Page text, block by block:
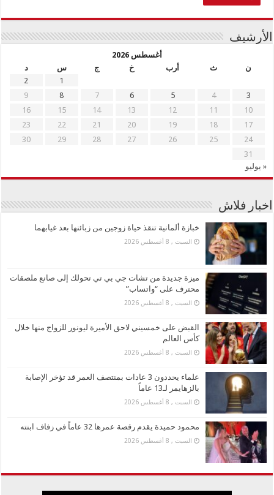
الأرشيف
أغسطس 2026
ن
ث أرب خ ج س
د
1
2
3
4
5
6
7
8
9
10
11
12
13
14
15
16
17
18
19
20
21
22
23
24
25
26
27
28
29
30
31
« يوليو
اخبار فلاش
خبازة ألمانية تنقذ حياة زوجين من زبائنها بعد غيابهما
السبت , 8 أغسطس 2026
ميزة جديدة من تشات جي بي تي تحولك إلى صانع ملصقات
محترف على “واتساب”
السبت , 8 أغسطس 2026
القبض على خمسيني لاحق الأميرة ليونور للزواج منها خلال
كأس العالم
السبت , 8 أغسطس 2026
علماء يحددون 3 عادات بمنتصف العمر قد تؤخر الإصابة
بالزهايمر لـ13 عاماً
السبت , 8 أغسطس 2026
محمود حميدة يقدم رقصة عمرها 32 عاماً في زفاف ابنته
السبت , 8 أغسطس 2026